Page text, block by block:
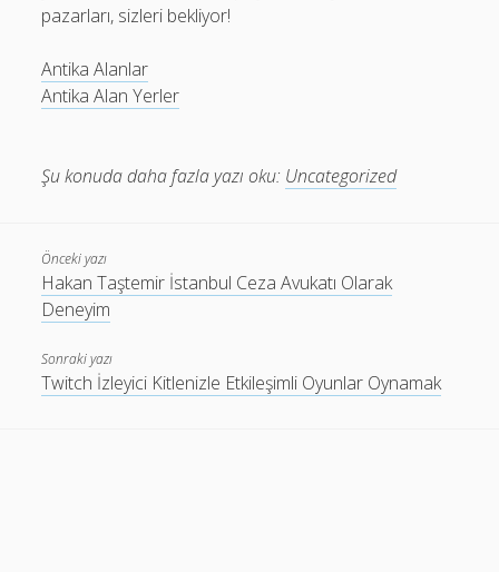
pazarları, sizleri bekliyor!
Antika Alanlar
Antika Alan Yerler
Şu konuda daha fazla yazı oku: Uncategorized
Önceki yazı
Hakan Taştemir İstanbul Ceza Avukatı Olarak
Deneyim
Sonraki yazı
Twitch İzleyici Kitlenizle Etkileşimli Oyunlar Oynamak